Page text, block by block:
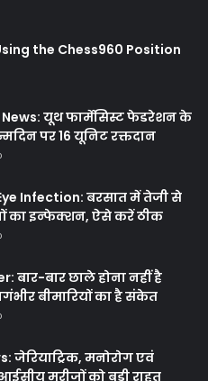
the Chess960 Position
यूथ फार्मेसिस्ट फेडरेशन के
पर 16 यूनिट रक्तदान
Infection: बरसात में तेजी से
का इन्फेक्शन, ऐसे करें ठीक
बार-बार छाले होना नहीं है
बीमारियों का है संकेत
जेरियाट्रिक, मनोरोग एवं
मरीजों को बड़ी राहत